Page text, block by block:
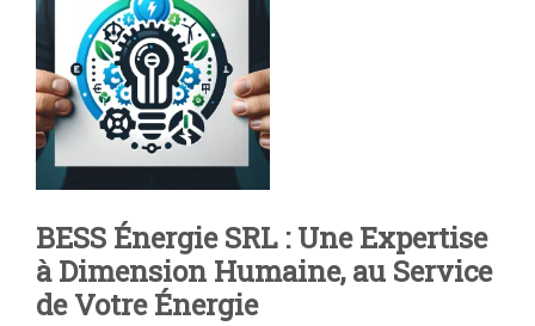
BESS Énergie SRL : Une Expertise
à Dimension Humaine, au Service
de Votre Énergie